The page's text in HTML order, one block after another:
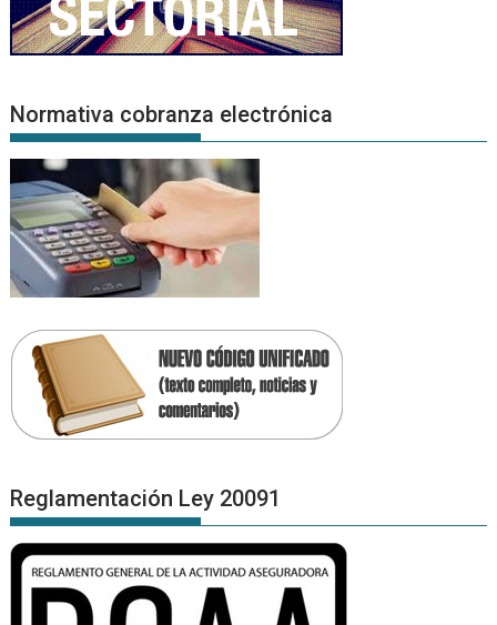
Normativa cobranza electrónica
Reglamentación Ley 20091